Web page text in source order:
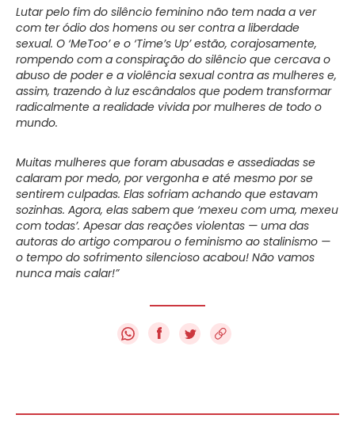
Lutar pelo fim do silêncio feminino não tem nada a ver
com ter ódio dos homens ou ser contra a liberdade
sexual. O ‘MeToo’ e o ‘Time’s Up’ estão, corajosamente,
rompendo com a conspiração do silêncio que cercava o
abuso de poder e a violência sexual contra as mulheres e,
assim, trazendo à luz escândalos que podem transformar
radicalmente a realidade vivida por mulheres de todo o
mundo.
Muitas mulheres que foram abusadas e assediadas se
calaram por medo, por vergonha e até mesmo por se
sentirem culpadas. Elas sofriam achando que estavam
sozinhas. Agora, elas sabem que ‘mexeu com uma, mexeu
com todas’. Apesar das reações violentas — uma das
autoras do artigo comparou o feminismo ao stalinismo —
o tempo do sofrimento silencioso acabou! Não vamos
nunca mais calar!”
f